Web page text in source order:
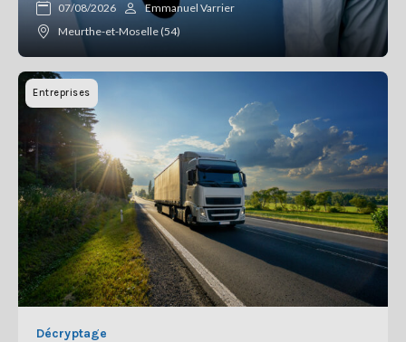
07/08/2026
Emmanuel Varrier
Meurthe-et-Moselle (54)
Entreprises
Décryptage